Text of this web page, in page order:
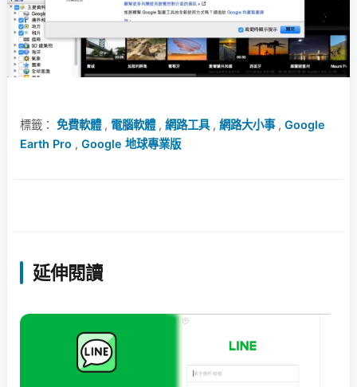
標籤： 免費軟體, 電腦軟體, 網路工具, 網路大小事, Google
Earth Pro , Google 地球專業版
延伸閱讀